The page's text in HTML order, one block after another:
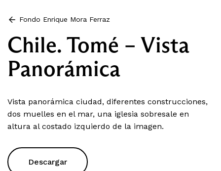
Fondo Enrique Mora Ferraz
Chile. Tomé – Vista
Panorámica
Vista panorámica ciudad, diferentes construcciones,
dos muelles en el mar, una iglesia sobresale en
altura al costado izquierdo de la imagen.
Descargar